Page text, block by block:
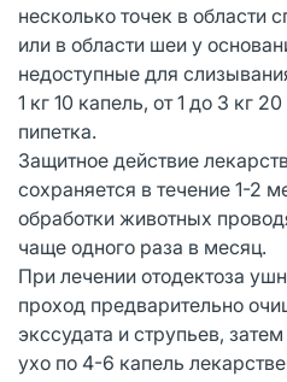
несколько точек в области
или в области шеи у
недоступные для
1 кг 10 капель, от 1 до 3 кг
пипетка.
Защитное действие
сохраняется в течение 1-2
обработки животных
чаще одного раза в месяц.
При лечении отодектоза
проход предварительно
экссудата и струпьев,
ухо по 4-6 капель